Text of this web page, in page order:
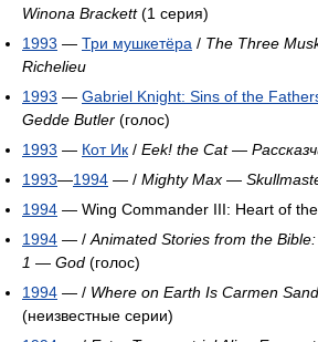
Winona Brackett(1 серия)
1993 — Три мушкетёра / The Three
Richelieu
1993 — Gabriel Knight: Sins of the
Gedde Butler (голос)
1993 — Кот Ик / Eek! the Cat—
1993—1994 — / Mighty Max —
1994 — Wing Commander III: Heart of
1994 — / Animated Stories from the
1 — God (голос)
1994 — / Where on Earth Is Carmen
(неизвестные серии)